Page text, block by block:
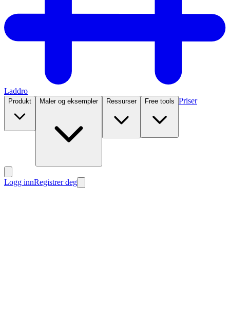
Laddro
Produkt Maler og eksempler Ressurser Free tools Priser
Logg innRegistrer deg